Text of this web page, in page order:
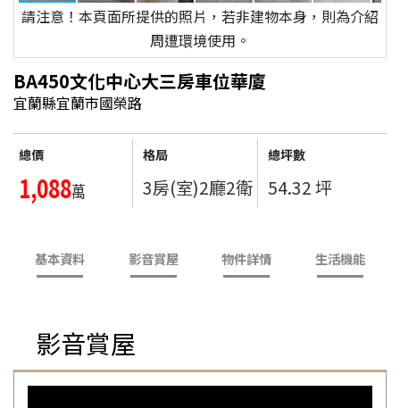
請注意！本頁面所提供的照片，若非建物本身，則為介紹
周遭環境使用。
BA450文化中心大三房車位華廈
宜蘭縣宜蘭市國榮路
總價
1,088萬
格局
3房(室)2廳2衛
總坪數
54.32 坪
基本資料 影音賞屋 物件詳情 生活機能
影音賞屋